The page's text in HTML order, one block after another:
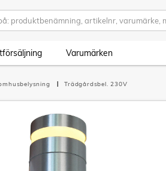
Varumärken
Trädgårdsbel. 230V